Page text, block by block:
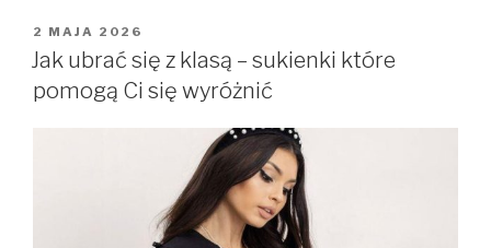
OPUBLIKOWANE
W
2 MAJA 2026
Jak ubrać się z klasą – sukienki które
pomogą Ci się wyróżnić